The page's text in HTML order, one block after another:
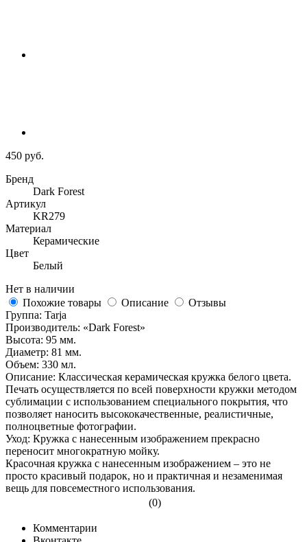
450 руб.
Бренд
Dark Forest
Артикул
KR279
Материал
Керамические
Цвет
Белый
Нет в наличии
Похожие товары
Описание
Отзывы
Группа: Tarja
Производитель: «Dark Forest»
Высота: 95 мм.
Диаметр: 81 мм.
Объем: 330 мл.
Описание: Классическая керамическая кружка белого цвета.
Печать осуществляется по всей поверхности кружки методом
сублимации с использованием специального покрытия, что
позволяет наносить высококачественные, реалистичные,
полноцветные фотографии.
Уход: Кружка с нанесенным изображением прекрасно
переносит многократную мойку.
Красочная кружка с нанесенным изображением – это не
просто красивый подарок, но и практичная и незаменимая
вещь для повсеместного использования.
(0)
Комментарии